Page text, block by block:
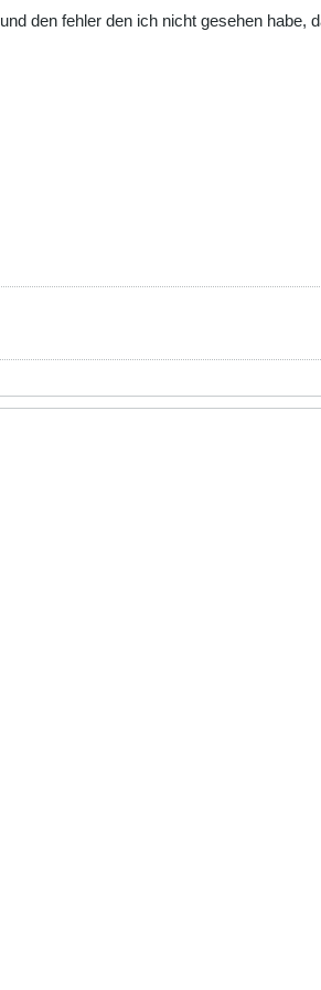
den fehler den ich nicht gesehen habe,